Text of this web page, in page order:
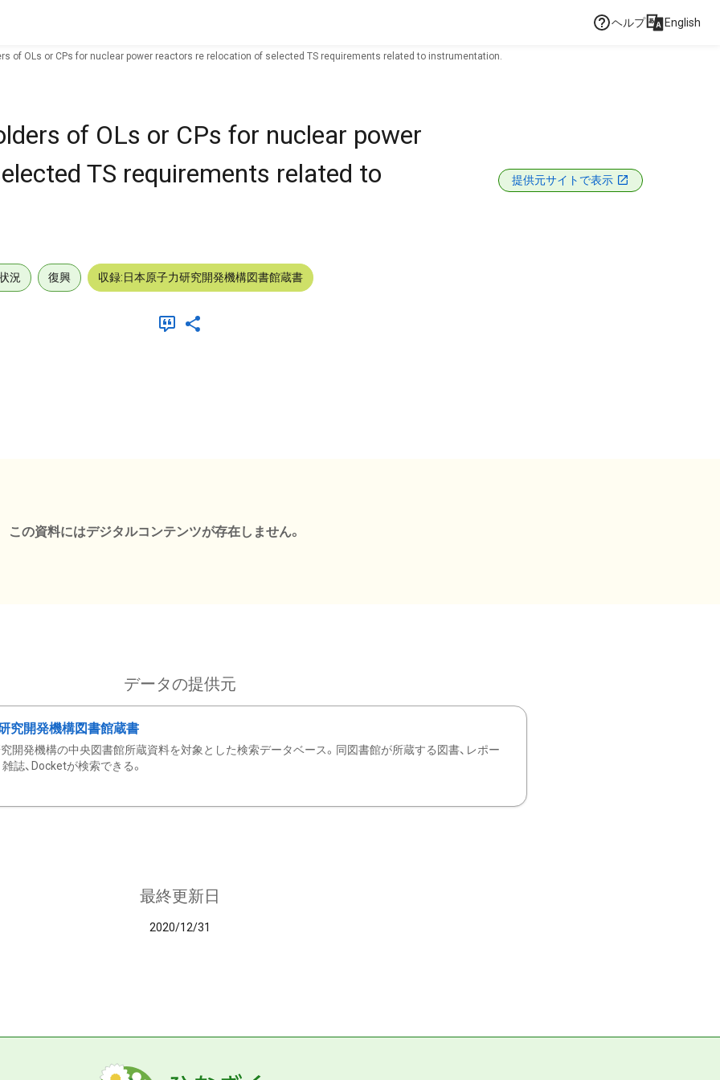
ヘルプ English
of OLs or CPs for nuclear power reactors re relocation of selected TS requirements related to instrumentation.
of OLs or CPs for nuclear power
TS requirements related to
提供元サイトで表示
況 復興 収録:日本原子力研究開発機構図書館蔵書
この資料にはデジタルコンテンツが存在しません。
データの提供元
究開発機構図書館蔵書
開発機構の中央図書館所蔵資料を対象とした検索データベース。同図書館が所蔵する図書、レポー
雑誌、Docketが検索できる。
最終更新日
2020/12/31